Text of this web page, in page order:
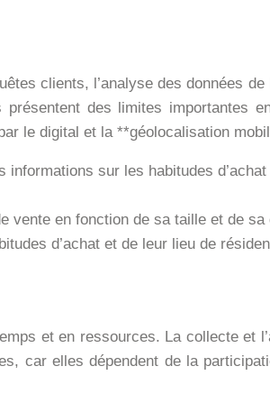
clients, l’analyse des données
des limites importantes
le digital et la **géolocalisation
sur les habitudes
vente en fonction de sa taille et de
d’achat et de leur lieu de
et en ressources. La collecte et
car elles dépendent de la